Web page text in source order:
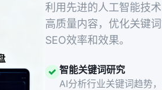
利用先进的人工智能技
高质量内容，优化关键
SEO效率和效果。
智能关键词研究
AI分析行业关键词趋势